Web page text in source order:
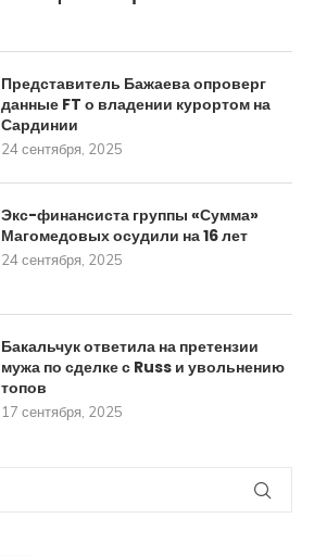
Представитель Бажаева опроверг
данные FT о владении курортом на
Сардинии
24 сентября, 2025
Экс-финансиста группы «Сумма»
Магомедовых осудили на 16 лет
24 сентября, 2025
Бакальчук ответила на претензии
мужа по сделке с Russ и увольнению
топов
17 сентября, 2025